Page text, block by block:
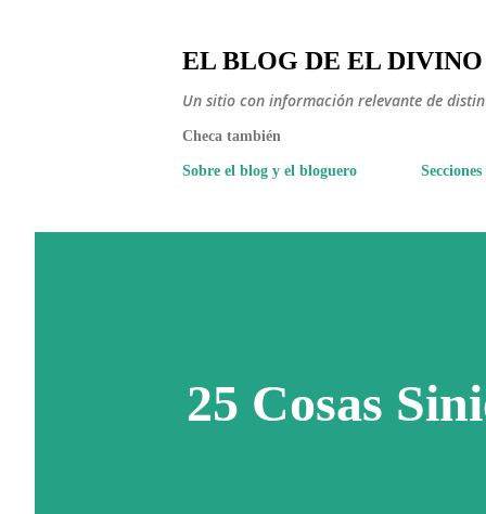
EL BLOG DE EL DIVINO
Un sitio con información relevante de
Checa también
Sobre el blog y el bloguero Secciones
25 Cosas